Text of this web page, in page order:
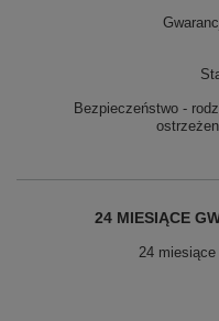
Bezpieczeństwo -
24 MIESIĄCE
24 miesiące